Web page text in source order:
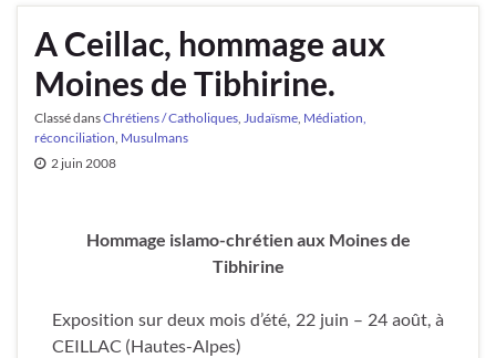
A Ceillac, hommage aux
Moines de Tibhirine.
Classé dansChrétiens / Catholiques Judaïsme Médiation,
réconciliation Musulmans
2 juin 2008
Hommage islamo-chrétien aux Moines de
Tibhirine
Exposition sur deux mois d’été, 22 juin – 24 août, à
CEILLAC (Hautes-Alpes)